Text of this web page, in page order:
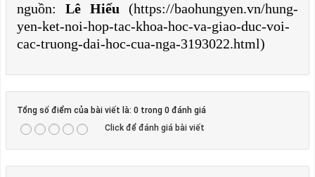
nguồn: Lê Hiếu (https://baohungyen.vn/hung-
yen-ket-noi-hop-tac-khoa-hoc-va-giao-duc-voi-
cac-truong-dai-hoc-cua-nga-3193022.html)
Tổng số điểm của bài viết là: 0 trong 0 đánh giá
Click để đánh giá bài viết